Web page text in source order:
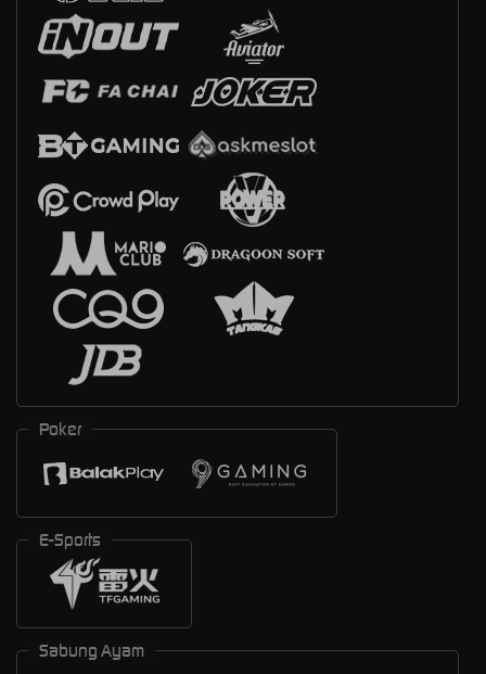
Poker
E-Sports
Sabung Ayam